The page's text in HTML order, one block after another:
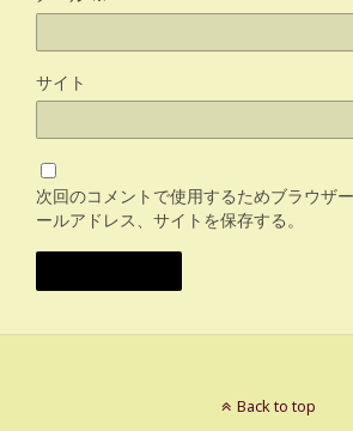
サイト
次回のコメントで使用するためブラウザ
ールアドレス、サイトを保存する。
Back to top